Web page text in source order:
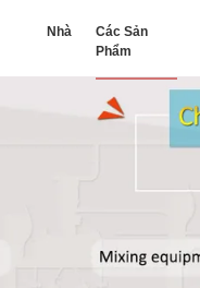
Nhà
Các Sản
Phẩm